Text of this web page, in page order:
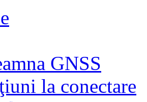
GNSS
la conectare